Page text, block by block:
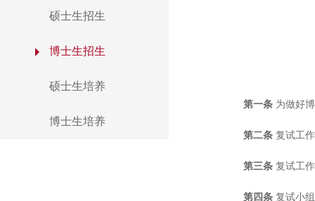
硕士生招生
博士生招生
硕士生培养
博士生培养
第一条 为做好
第二条 复试工
第三条 复试工
第四条 复试小